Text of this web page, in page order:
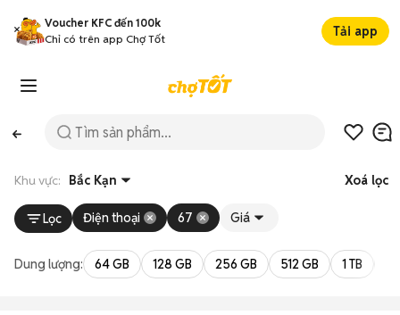
Voucher KFC đến 100k
Chỉ có trên app Chợ Tốt
Tải app
Khu vực: Bắc Kạn Xoá lọc
Lọc Điện thoại 67 Giá
Dung lượng: 64 GB 128 GB 256 GB 512 GB 1 TB